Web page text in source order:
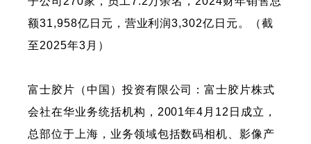
额31,958亿日元，营业利润3,302亿日元。（截
至2025年3月）
富士胶片（中国）投资有限公司：富士胶片株式
会社在华业务统括机构，2001年4月12日成立，
总部位于上海，业务领域包括数码相机、影像产